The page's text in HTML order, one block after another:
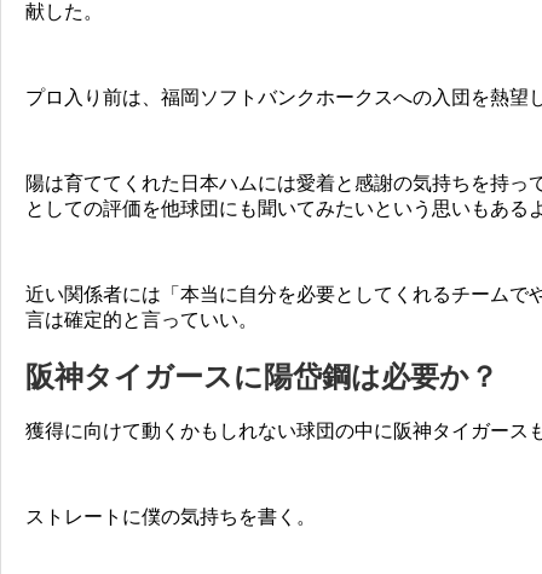
献した。
プロ入り前は、福岡ソフトバンクホークスへの入団を熱望
陽は育ててくれた日本ハムには愛着と感謝の気持ちを持っ
としての評価を他球団にも聞いてみたいという思いもある
近い関係者には「本当に自分を必要としてくれるチームで
言は確定的と言っていい。
阪神タイガースに陽岱鋼は必要か？
獲得に向けて動くかもしれない球団の中に阪神タイガース
ストレートに僕の気持ちを書く。